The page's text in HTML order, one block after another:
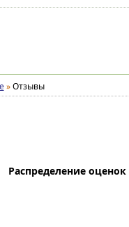
» Отзывы
Распределение